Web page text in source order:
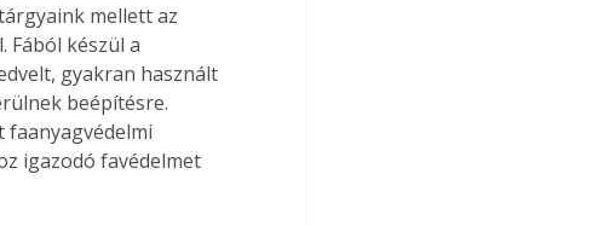
mellett az
készül a
gyakran használt
beépítésre.
faanyagvédelmi
igazodó favédelmet